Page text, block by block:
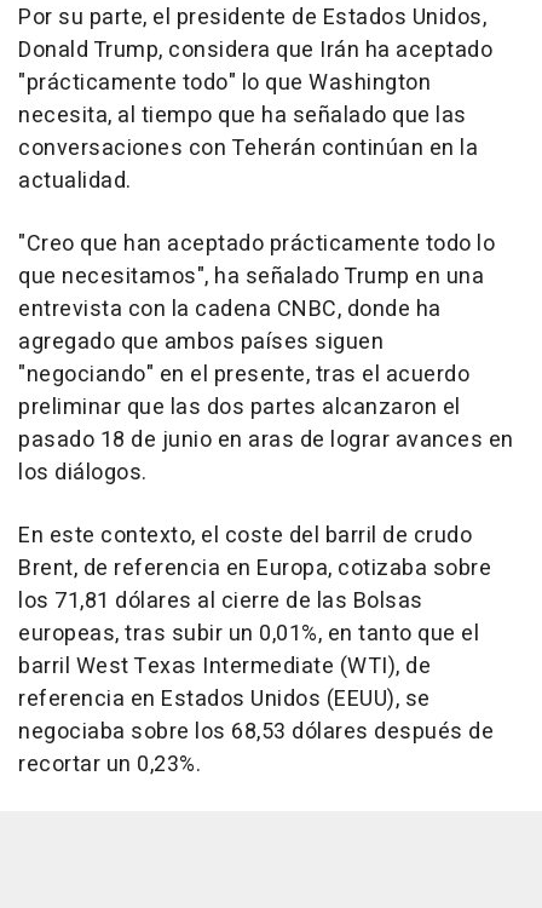
Por su parte, el presidente de Estados Unidos,
Donald Trump, considera que Irán ha aceptado
"prácticamente todo" lo que Washington
necesita, al tiempo que ha señalado que las
conversaciones con Teherán continúan en la
actualidad.
"Creo que han aceptado prácticamente todo lo
que necesitamos", ha señalado Trump en una
entrevista con la cadena CNBC, donde ha
agregado que ambos países siguen
"negociando" en el presente, tras el acuerdo
preliminar que las dos partes alcanzaron el
pasado 18 de junio en aras de lograr avances en
los diálogos.
En este contexto, el coste del barril de crudo
Brent, de referencia en Europa, cotizaba sobre
los 71,81 dólares al cierre de las Bolsas
europeas, tras subir un 0,01%, en tanto que el
barril West Texas Intermediate (WTI), de
referencia en Estados Unidos (EEUU), se
negociaba sobre los 68,53 dólares después de
recortar un 0,23%.